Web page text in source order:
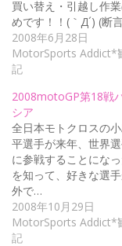
買い替え・引越し作
めです！！(｀Д´) (断
2008年6月28日
MotorSports Addict*
記
2008motoGP第18戦
シア
全日本モトクロスの
平選手が来年、世界
に参戦することにな
を知って、好きな選
外で…
2008年10月29日
MotorSports Addict*
記